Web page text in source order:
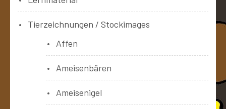
Tierzeichnungen / Stockimages
Affen
Ameisenbären
Ameisenigel